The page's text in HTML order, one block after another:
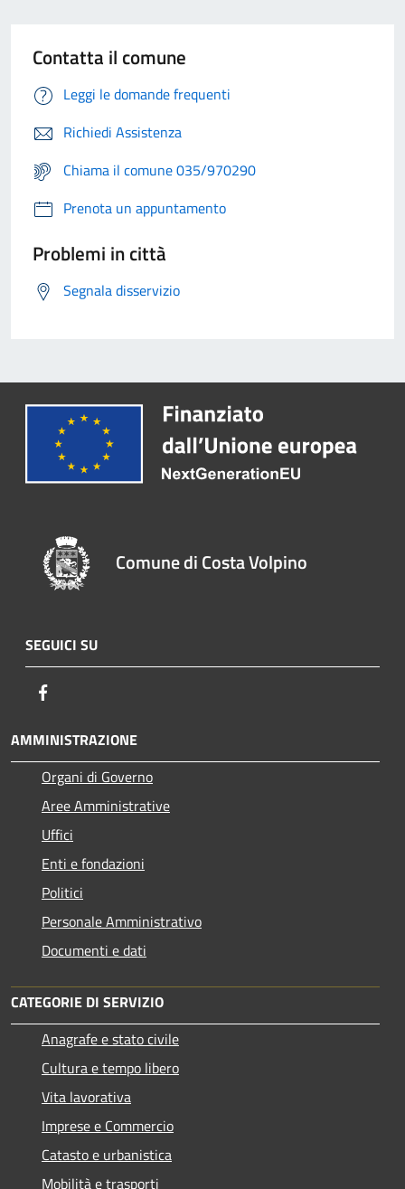
Contatta il comune
Leggi le domande frequenti
Richiedi Assistenza
Chiama il comune 035/970290
Prenota un appuntamento
Problemi in città
Segnala disservizio
Comune di Costa Volpino
SEGUICI SU
AMMINISTRAZIONE
Organi di Governo
Aree Amministrative
Uffici
Enti e fondazioni
Politici
Personale Amministrativo
Documenti e dati
CATEGORIE DI SERVIZIO
Anagrafe e stato civile
Cultura e tempo libero
Vita lavorativa
Imprese e Commercio
Catasto e urbanistica
Mobilità e trasporti